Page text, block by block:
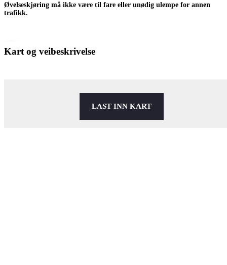
Øvelseskjøring må ikke være til fare eller unødig ulempe for annen
trafikk.
Kart og veibeskrivelse
LAST INN KART